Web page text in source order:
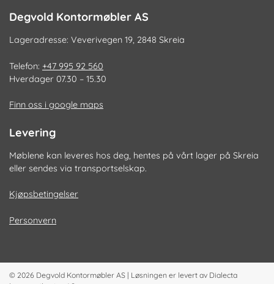
Degvold Kontormøbler AS
Lageradresse: Veverivegen 19, 2848 Skreia
Telefon: +47 995 92 560
Hverdager 07.30 – 15.30
Finn oss i google maps
Levering
Møblene kan leveres hos deg, hentes på vårt lager på Skreia
eller sendes via transportselskap.
Kjøpsbetingelser
Personvern
© 2026 Degvold Kontormøbler AS | Løsningen er levert av Dialecta